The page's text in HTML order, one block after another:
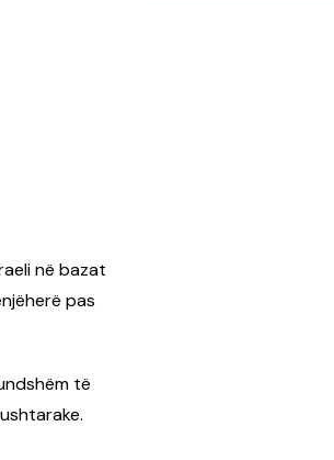
në bazat
pas
të